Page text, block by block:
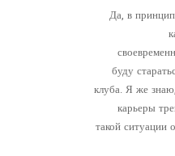
— Да, в
буду
клуба. Я же
карьеры
такой ситуации